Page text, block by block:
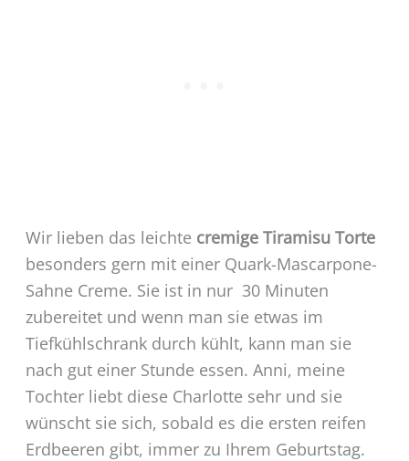
Wir lieben das leichte cremige Tiramisu Torte
besonders gern mit einer Quark-Mascarpone-
Sahne Creme. Sie ist in nur 30 Minuten
zubereitet und wenn man sie etwas im
Tiefkühlschrank durch kühlt, kann man sie
nach gut einer Stunde essen. Anni, meine
Tochter liebt diese Charlotte sehr und sie
wünscht sie sich, sobald es die ersten reifen
Erdbeeren gibt, immer zu Ihrem Geburtstag.